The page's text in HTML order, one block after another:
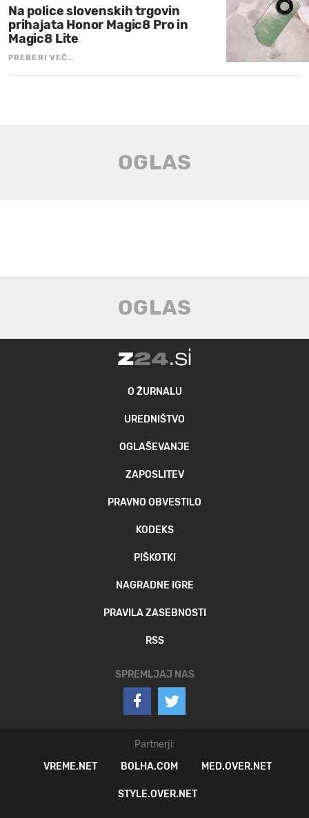
Na police slovenskih trgovin
prihajata Honor Magic8 Pro in
Magic8 Lite
PREBERI VEČ…
O ŽURNALU
UREDNIŠTVO
OGLAŠEVANJE
ZAPOSLITEV
PRAVNO OBVESTILO
KODEKS
PIŠKOTKI
NAGRADNE IGRE
PRAVILA ZASEBNOSTI
RSS
SPREMLJAJ NAS
Partnerji:
VREME.NET
BOLHA.COM MED.OVER.NET
STYLE.OVER.NET